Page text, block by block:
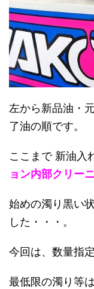
左から新品油・
了油の順です。
ここまで 新油入
ョン内部クリー
始めの濁り黒い
した・・・。
今回は、数量指
最低限の濁り等